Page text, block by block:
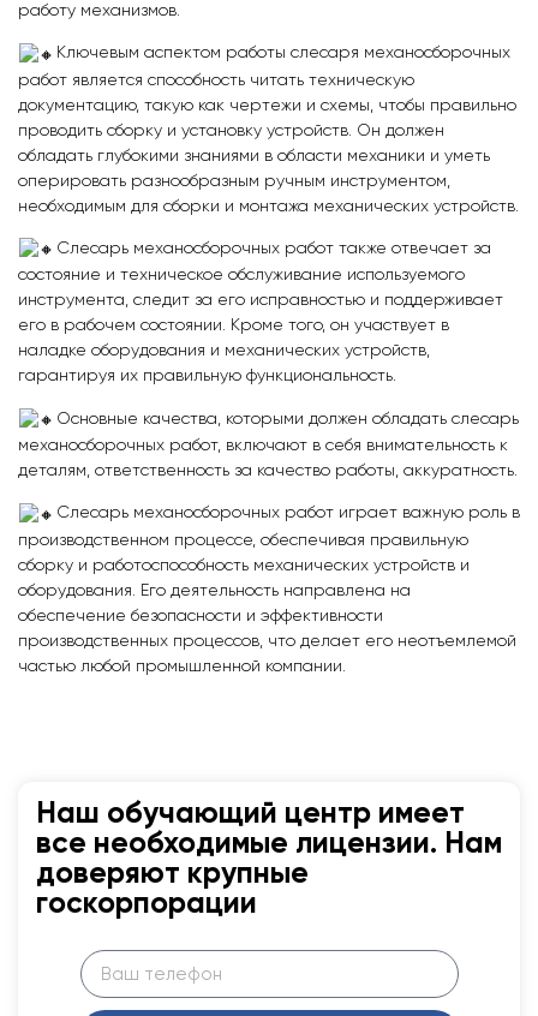
работу механизмов.
Ключевым аспектом работы слесаря механосборочных
работ является способность читать техническую
документацию, такую как чертежи и схемы, чтобы правильно
проводить сборку и установку устройств. Он должен
обладать глубокими знаниями в области механики и уметь
оперировать разнообразным ручным инструментом,
необходимым для сборки и монтажа механических устройств.
Слесарь механосборочных работ также отвечает за
состояние и техническое обслуживание используемого
инструмента, следит за его исправностью и поддерживает
его в рабочем состоянии. Кроме того, он участвует в
наладке оборудования и механических устройств,
гарантируя их правильную функциональность.
Основные качества, которыми должен обладать слесарь
механосборочных работ, включают в себя внимательность к
деталям, ответственность за качество работы, аккуратность.
Слесарь механосборочных работ играет важную роль в
производственном процессе, обеспечивая правильную
сборку и работоспособность механических устройств и
оборудования. Его деятельность направлена на
обеспечение безопасности и эффективности
производственных процессов, что делает его неотъемлемой
частью любой промышленной компании.
Наш обучающий центр имеет
все необходимые лицензии. Нам
доверяют крупные
госкорпорации